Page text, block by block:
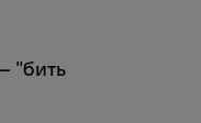
"бить